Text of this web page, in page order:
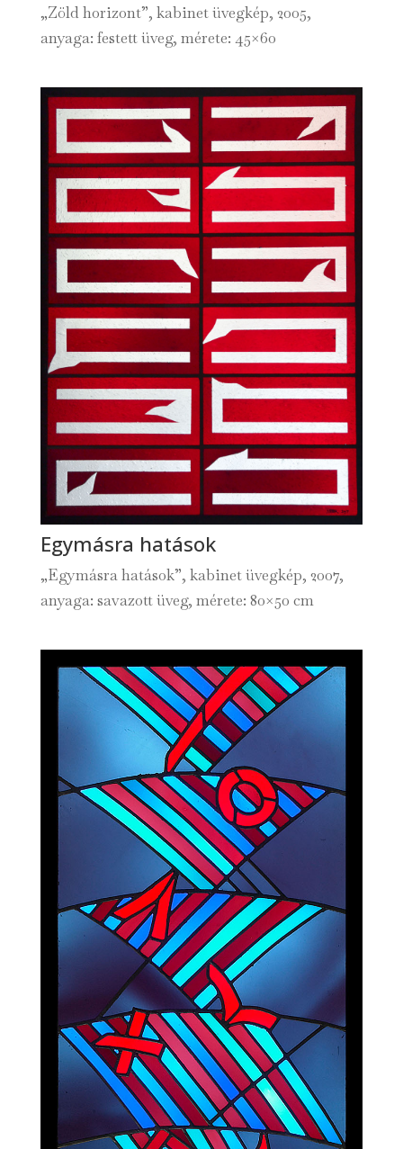
„Zöld horizont”, kabinet üvegkép, 2005,
anyaga: festett üveg, mérete: 45×60
Egymásra hatások
„Egymásra hatások”, kabinet üvegkép, 2007,
anyaga: savazott üveg, mérete: 80×50 cm